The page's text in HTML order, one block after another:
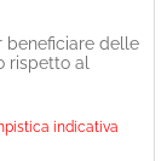
beneficiare delle
rispetto al
indicativa